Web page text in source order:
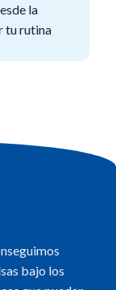
la
tu rutina
bajo los